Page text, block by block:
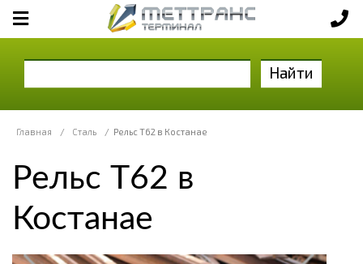
Найти
Главная / Сталь / Рельс Т62 в Костанае
Рельс Т62 в
Костанае